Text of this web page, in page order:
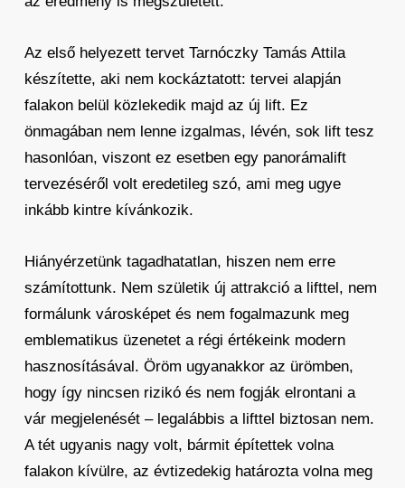
Az első helyezett tervet Tarnóczky Tamás Attila
készítette, aki nem kockáztatott: tervei alapján
falakon belül közlekedik majd az új lift. Ez
önmagában nem lenne izgalmas, lévén, sok lift tesz
hasonlóan, viszont ez esetben egy panorámalift
tervezéséről volt eredetileg szó, ami meg ugye
inkább kintre kívánkozik.
Hiányérzetünk tagadhatatlan, hiszen nem erre
számítottunk. Nem születik új attrakció a lifttel, nem
formálunk városképet és nem fogalmazunk meg
emblematikus üzenetet a régi értékeink modern
hasznosításával. Öröm ugyanakkor az ürömben,
hogy így nincsen rizikó és nem fogják elrontani a
vár megjelenését – legalábbis a lifttel biztosan nem.
A tét ugyanis nagy volt, bármit építettek volna
falakon kívülre, az évtizedekig határozta volna meg